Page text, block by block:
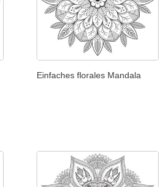
Einfaches florales Mandala